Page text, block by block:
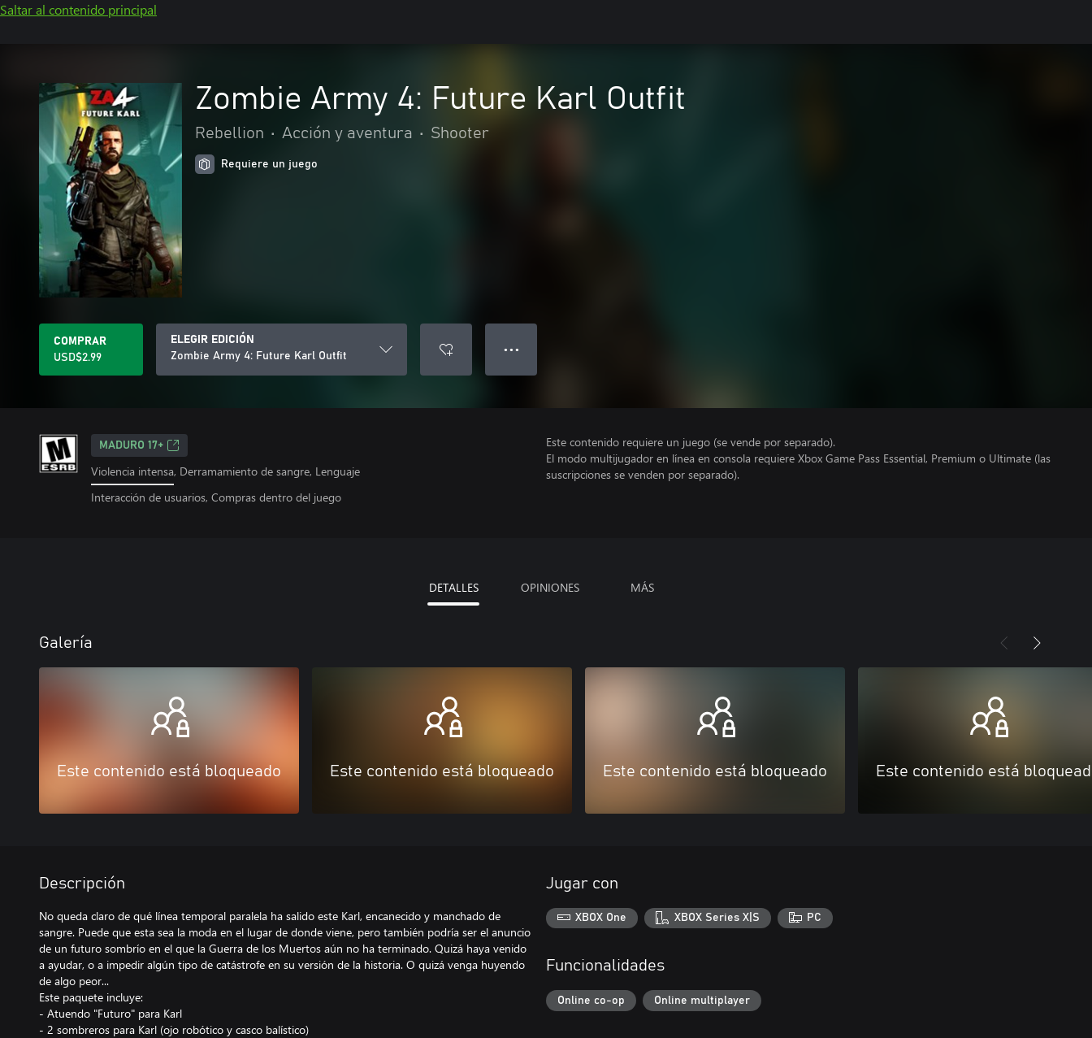
Saltar al contenido principal
Zombie Army 4: Future Karl Outfit
Rebellion • Acción y aventura • Shooter
Requiere un juego
COMPRAR
USD$2.99
ELEGIR EDICIÓN
Zombie Army 4: Future Karl Outfit
● ● ●
MADURO 17+
Violencia intensa, Derramamiento de sangre, Lenguaje
Interacción de usuarios, Compras dentro del juego
Este contenido requiere un juego (se vende por separado).
El modo multijugador en línea en consola requiere Xbox Game Pass Essential, Premium o Ultimate (las
suscripciones se venden por separado).
DETALLES OPINIONES MÁS
Galería
Este contenido está bloqueado Este contenido está bloqueado Este contenido está bloqueado Este contenido está
Descripción
No queda claro de qué línea temporal paralela ha salido este Karl, encanecido y manchado de
sangre. Puede que esta sea la moda en el lugar de donde viene, pero también podría ser el anuncio
de un futuro sombrío en el que la Guerra de los Muertos aún no ha terminado. Quizá haya venido
a ayudar, o a impedir algún tipo de catástrofe en su versión de la historia. O quizá venga huyendo
de algo peor...
Este paquete incluye:
- Atuendo "Futuro" para Karl
- 2 sombreros para Karl (ojo robótico y casco balístico)
Jugar con
XBOX One XBOX Series X|S PC
Funcionalidades
Online co-op Online multiplayer